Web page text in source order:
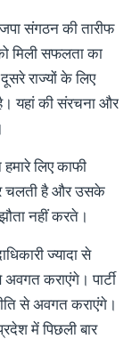
संगठन की तारीफ
मिली सफलता का
राज्यों के लिए
यहां की संरचना और
लिए काफी
चलती है और उसके
नहीं करते।
ज्यादा से
अवगत कराएंगे। पार्टी
से अवगत कराएंगे।
में पिछली बार